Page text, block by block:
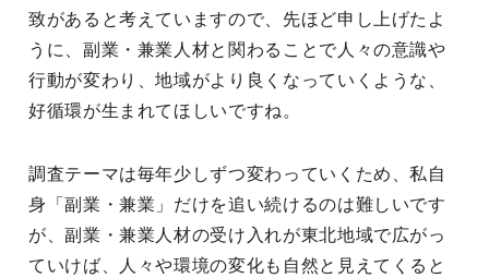
致があると考えていますので、先ほど申し上げたよ
うに、副業・兼業人材と関わることで人々の意識や
行動が変わり、地域がより良くなっていくような、
好循環が生まれてほしいですね。
調査テーマは毎年少しずつ変わっていくため、私自
身「副業・兼業」だけを追い続けるのは難しいです
が、副業・兼業人材の受け入れが東北地域で広がっ
ていけば、人々や環境の変化も自然と見えてくると